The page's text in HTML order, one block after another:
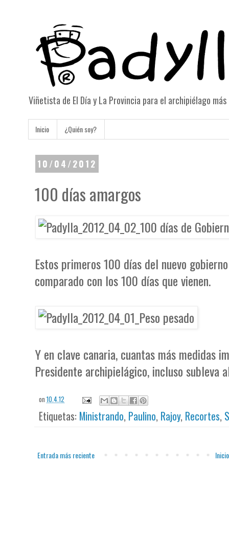
Viñetista de El Día y La Provincia para el archipiélago
Inicio ¿Quién soy?
10/04/2012
100 días amargos
Estos primeros 100 días del nuevo
comparado con los 100 días que vienen.
Y en clave canaria, cuantas más medidas
Presidente archipielágico, incluso subleva
on10.4.12
Etiquetas: Ministrando, Paulino, Rajoy, Recortes,
Entrada más reciente Inicio